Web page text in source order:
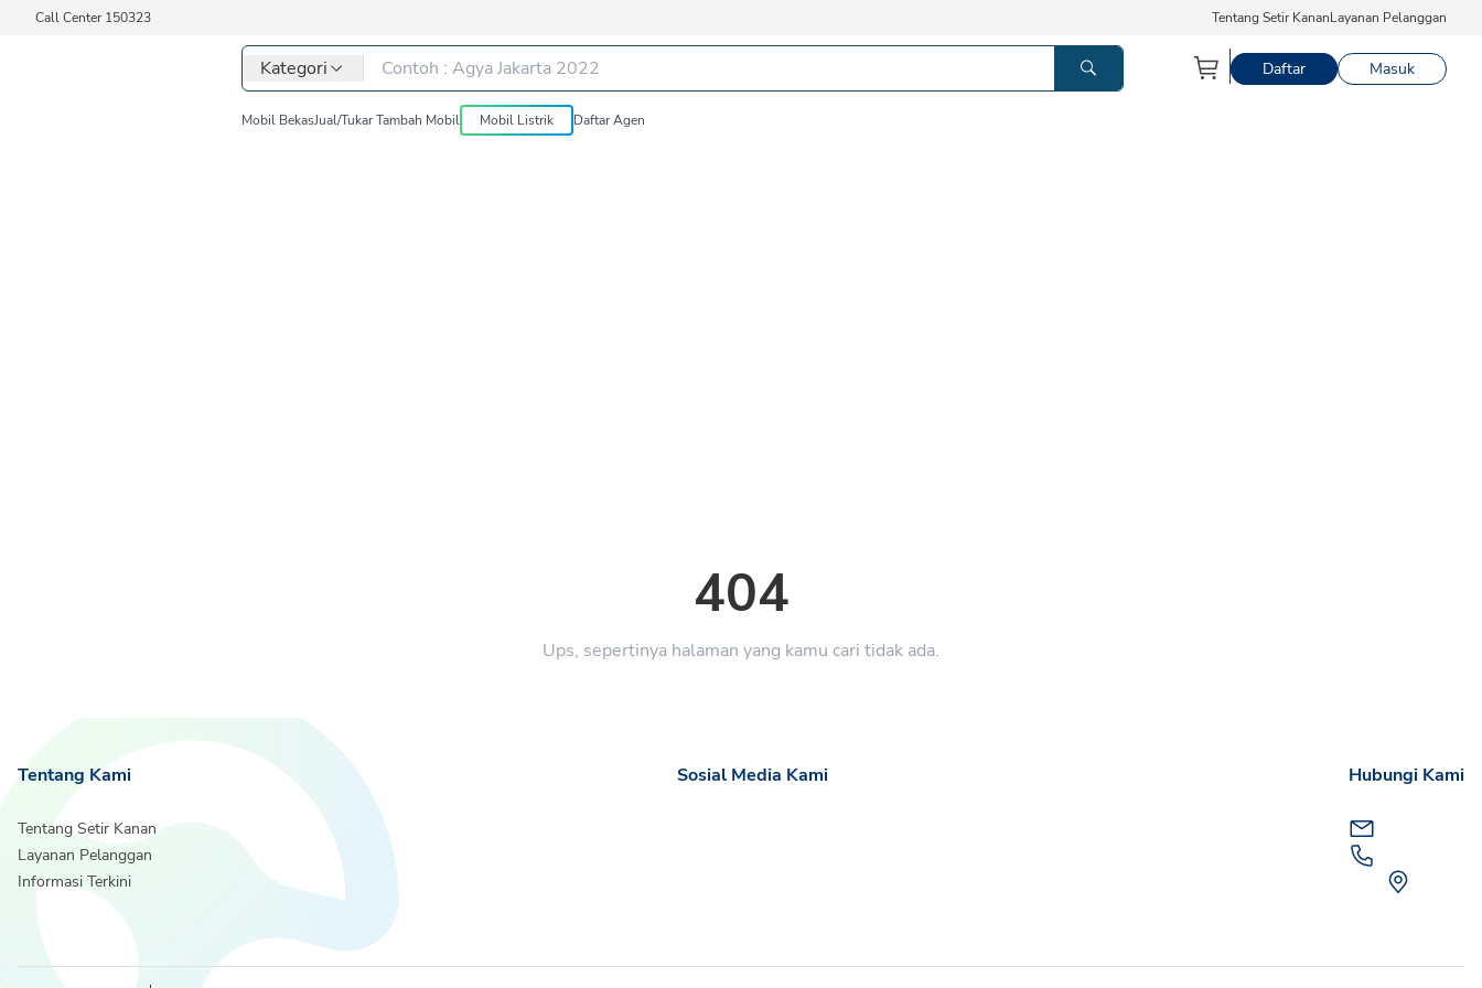
Call Center 150323 Tentang Setir KananLayanan Pelanggan
Kategori Daftar Masuk
Mobil BekasJual/Tukar Tambah Mobil Mobil Listrik Daftar Agen
404
Ups, sepertinya halaman yang kamu cari tidak ada.
Tentang Kami
Tentang Setir Kanan
Layanan Pelanggan
Informasi Terkini
Sosial Media Kami Hubungi Kami